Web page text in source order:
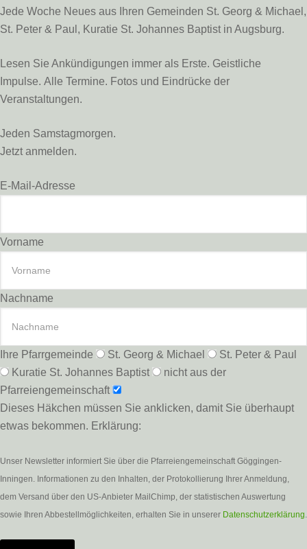
Jede Woche Neues aus Ihren Gemeinden St. Georg & Michael,
St. Peter & Paul, Kuratie St. Johannes Baptist in Augsburg.
Lesen Sie Ankündigungen immer als Erste. Geistliche
Impulse. Alle Termine. Fotos und Eindrücke der
Veranstaltungen.
Jeden Samstagmorgen.
Jetzt anmelden.
E-Mail-Adresse
Vorname
Nachname
Ihre Pfarrgemeinde St. Georg & Michael
St. Peter & Paul
Kuratie St. Johannes Baptist
nicht aus der
Pfarreiengemeinschaft
Dieses Häkchen müssen Sie anklicken, damit Sie überhaupt
etwas bekommen. Erklärung:
Unser Newsletter informiert Sie über die Pfarreiengemeinschaft Göggingen-
Inningen. Informationen zu den Inhalten, der Protokollierung Ihrer Anmeldung,
dem Versand über den US-Anbieter MailChimp, der statistischen Auswertung
sowie Ihren Abbestellmöglichkeiten, erhalten Sie in unserer Datenschutzerklärung.